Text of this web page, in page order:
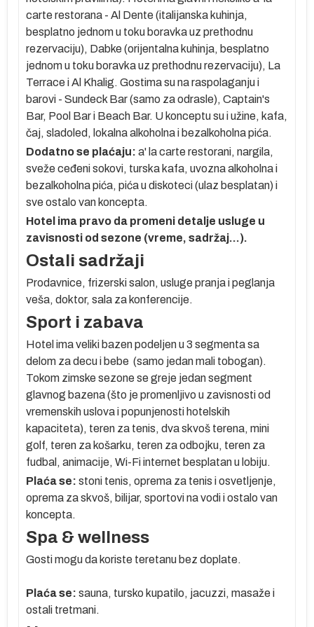
carte restorana - Al Dente (italijanska kuhinja,
besplatno jednom u toku boravka uz prethodnu
rezervaciju), Dabke (orijentalna kuhinja, besplatno
jednom u toku boravka uz prethodnu rezervaciju), La
Terrace i Al Khalig. Gostima su na raspolaganju i
barovi - Sundeck Bar (samo za odrasle), Captain's
Bar, Pool Bar i Beach Bar. U konceptu su i užine, kafa,
čaj, sladoled, lokalna alkoholna i bezalkoholna pića.
Dodatno se plaćaju: a' la carte restorani, nargila,
sveže ceđeni sokovi, turska kafa, uvozna alkoholna i
bezalkoholna pića, pića u diskoteci (ulaz besplatan) i
sve ostalo van koncepta.
Hotel ima pravo da promeni detalje usluge u
zavisnosti od sezone (vreme, sadržaj…).
Ostali sadržaji
Prodavnice, frizerski salon, usluge pranja i peglanja
veša, doktor, sala za konferencije.
Sport i zabava
Hotel ima veliki bazen podeljen u 3 segmenta sa
delom za decu i bebe (samo jedan mali tobogan).
Tokom zimske sezone se greje jedan segment
glavnog bazena (što je promenljivo u zavisnosti od
vremenskih uslova i popunjenosti hotelskih
kapaciteta), teren za tenis, dva skvoš terena, mini
golf, teren za košarku, teren za odbojku, teren za
fudbal, animacije, Wi-Fi internet besplatan u lobiju.
Plaća se: stoni tenis, oprema za tenis i osvetljenje,
oprema za skvoš, bilijar, sportovi na vodi i ostalo van
koncepta.
Spa & wellness
Gosti mogu da koriste teretanu bez doplate.
Plaća se: sauna, tursko kupatilo, jacuzzi, masaže i
ostali tretmani.